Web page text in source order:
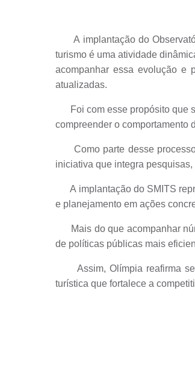
A implantação do
turismo é uma atividade
acompanhar essa evolução e
atualizadas.
Foi com esse propósito que
compreender o comportamento
Como parte desse processo
iniciativa que integra
A implantação do SMITS
e planejamento em ações
Mais do que acompanhar
de políticas públicas mais
Assim, Olímpia reafirma seu
turística que fortalece a